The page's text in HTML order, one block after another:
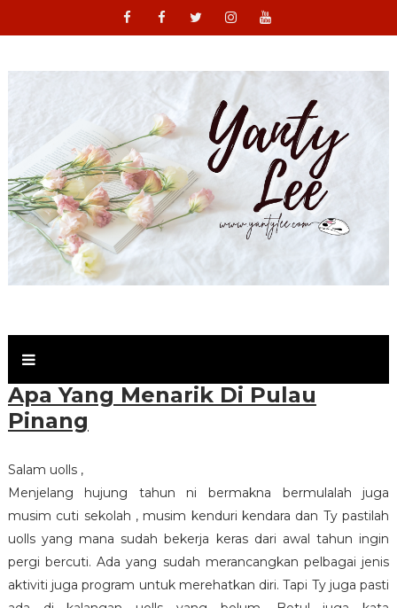
Apa Yang Menarik Di Pulau
Pinang
Salam uolls ,
Menjelang hujung tahun ni bermakna bermulalah juga
musim cuti sekolah , musim kenduri kendara dan Ty pastilah
uolls yang mana sudah bekerja keras dari awal tahun ingin
pergi bercuti. Ada yang sudah merancangkan pelbagai jenis
aktiviti juga program untuk merehatkan diri. Tapi Ty juga pasti